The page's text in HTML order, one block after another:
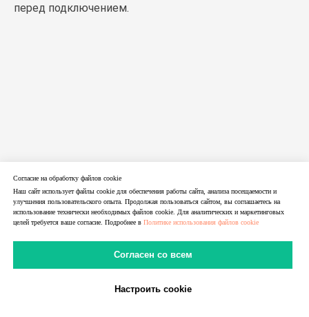
перед подключением.
14.06.2026
LTEBOOST — обзор сервиса мобильных прокси
Согласие на обработку файлов cookie
Наш сайт использует файлы cookie для обеспечения работы сайта, анализа посещаемости и
улучшения пользовательского опыта. Продолжая пользоваться сайтом, вы соглашаетесь на
использование технически необходимых файлов cookie. Для аналитических и маркетинговых
целей требуется ваше согласие. Подробнее в Политике использования файлов cookie
Согласен со всем
Настроить cookie